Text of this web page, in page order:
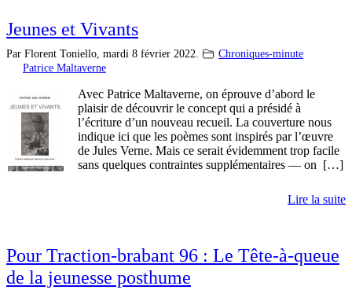
Jeunes et Vivants
Par Florent Toniello, mardi 8 février 2022.
Chroniques-minute
Patrice Maltaverne
Avec Patrice Maltaverne, on éprouve d’abord le
plaisir de découvrir le concept qui a présidé à
l’écriture d’un nouveau recueil. La couverture nous
indique ici que les poèmes sont inspirés par l’œuvre
de Jules Verne. Mais ce serait évidemment trop facile
sans quelques contraintes supplémentaires — on […]
Lire la suite
Pour Traction-brabant 96 : Le Tête-à-queue
de la jeunesse posthume